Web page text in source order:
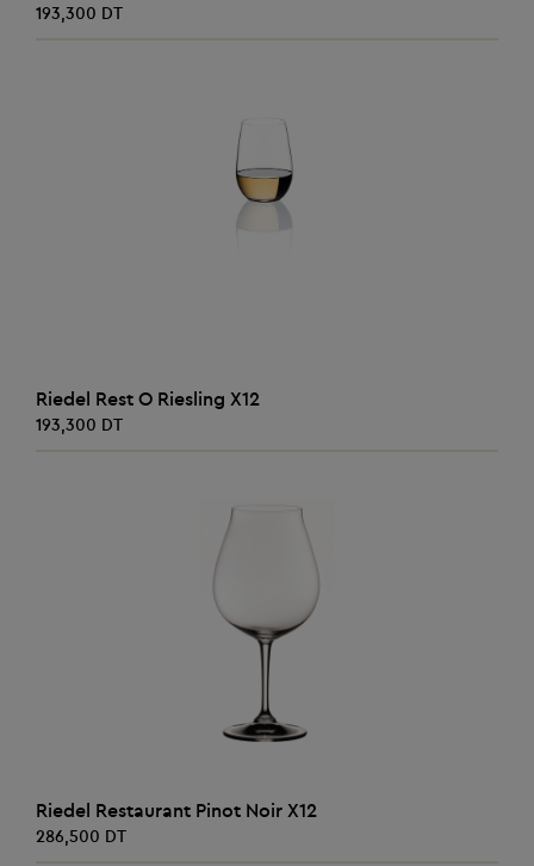
193,300 DT
AJOUTER AU PANIER
Riedel Rest O Riesling X12
193,300 DT
AJOUTER AU PANIER
Riedel Restaurant Pinot Noir X12
286,500 DT